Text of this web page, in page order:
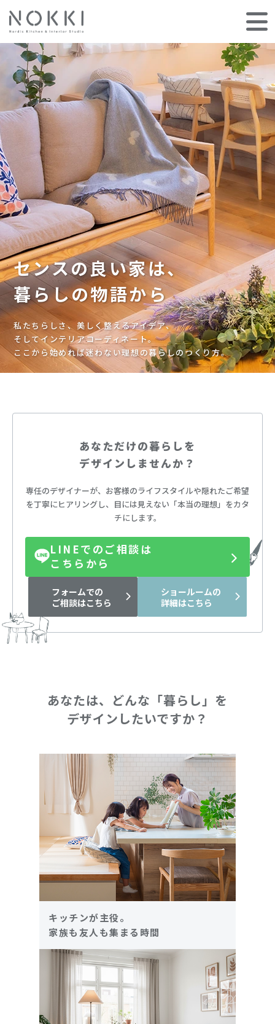
センスの良い家は、
暮らしの物語から
私たちらしさ、美しく整えるアイデア、
そしてインテリアコーディネート。
ここから始めれば迷わない理想の暮らしのつくり方。
あなただけの暮らしを
デザインしませんか？
専任のデザイナーが、お客様のライフスタイルや隠れたご希望
を丁寧にヒアリングし、 目には見えない「本当の理想」をカタ
チにします。
LINEでのご相談は
こちらから
フォームでの
ご相談はこちら
ショールームの
詳細はこちら
あなたは、どんな「暮らし」を
デザインしたいですか？
キッチンが主役。
家族も友人も集まる時間